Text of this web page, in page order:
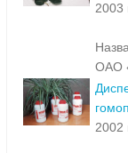
2003
ОАО
2002